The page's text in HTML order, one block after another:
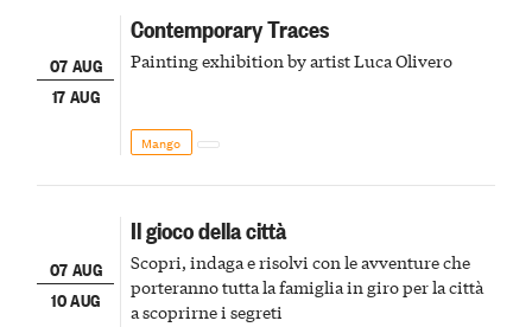
07 AUG
17 AUG
Contemporary Traces
Painting exhibition by artist Luca Olivero
Mango
07 AUG
10 AUG
Il gioco della città
Scopri, indaga e risolvi con le avventure che
porteranno tutta la famiglia in giro per la città
a scoprirne i segreti